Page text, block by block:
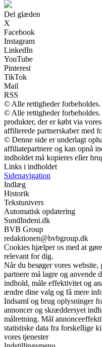
Del glæden
X
Facebook
Instagram
LinkedIn
YouTube
Pinterest
TikTok
Mail
RSS
© Alle rettigheder forbeholdes.
© Alle rettigheder
produkter, der er købt via
affilierede partnerskaber med
© Denne side er underlagt
affiliatepartnere og kan opnå
indholdet må kopieres eller
Links i indholdet
Sidenavigation
Indlæg
Historik
Tekstunivers
Automatisk opdatering
SundIndeni.dk
BVB Group
redaktionen@bvbgroup.dk
Cookies hjælper os med at
relevant for dig.
Når du besøger vores
partnere må lagre og anvende
indhold, måle effektivitet og
ændre dine valg og få mere
Indsaml og brug oplysninger
annoncer og skræddersyet
målretning. Mål
statistiske data fra forskellige
vores tjenester